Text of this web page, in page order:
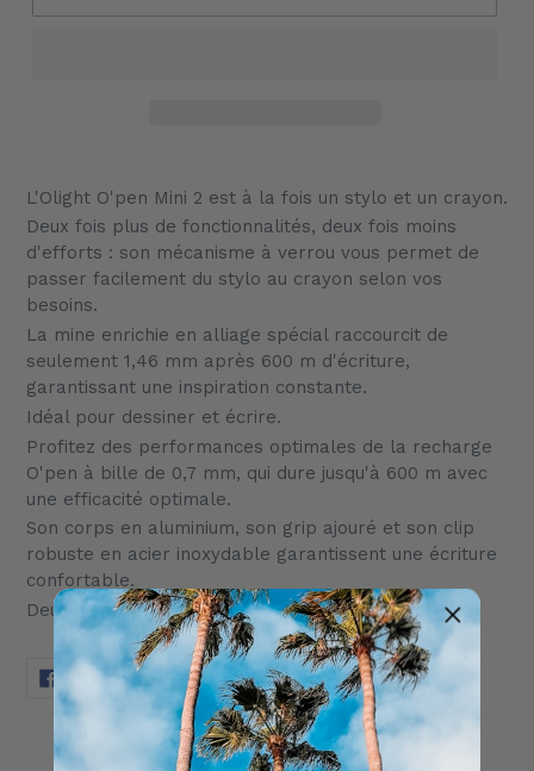
d'un
produit
à
votre
panier
L'Olight O'pen Mini 2 est à la fois un stylo et un crayon.
Deux fois plus de fonctionnalités, deux fois moins
d'efforts : son mécanisme à verrou vous permet de
passer facilement du stylo au crayon selon vos
besoins.
La mine enrichie en alliage spécial raccourcit de
seulement 1,46 mm après 600 m d'écriture,
garantissant une inspiration constante.
Idéal pour dessiner et écrire.
Profitez des performances optimales de la recharge
O'pen à bille de 0,7 mm, qui dure jusqu'à 600 m avec
une efficacité optimale.
Son corps en aluminium, son grip ajouré et son clip
robuste en acier inoxydable garantissent une écriture
confortable.
Deux mines remplaçables sont incluses
PARTAGERPARTAGER
SUR
FACEBOOK
TWEETERTWEETER
SUR
TWITTER
ÉPINGLER
AVIS CLIENTS